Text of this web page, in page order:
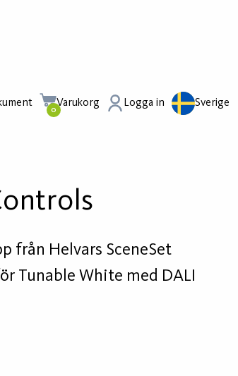
0
Varukorg Logga in Sverige
från Helvars SceneSet
Tunable White med DALI